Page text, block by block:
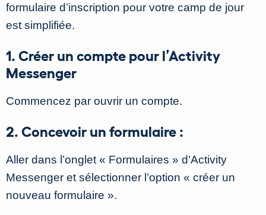
formulaire d’inscription pour votre camp de jour
est simplifiée.
1. Créer un compte pour l’Activity
Messenger
Commencez par ouvrir un compte.
2. Concevoir un formulaire :
Aller dans l’onglet « Formulaires » d’Activity
Messenger et sélectionner l’option « créer un
nouveau formulaire ».